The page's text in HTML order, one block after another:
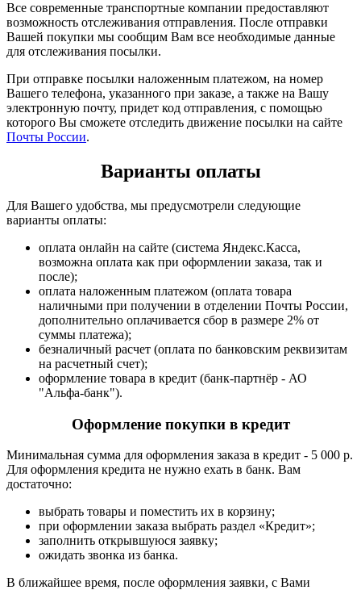
Все современные транспортные компании предоставляют
возможность отслеживания отправления. После отправки
Вашей покупки мы сообщим Вам все необходимые данные
для отслеживания посылки.
При отправке посылки наложенным платежом, на номер
Вашего телефона, указанного при заказе, а также на Вашу
электронную почту, придет код отправления, с помощью
которого Вы сможете отследить движение посылки на сайте
Почты России.
Варианты оплаты
Для Вашего удобства, мы предусмотрели следующие
варианты оплаты:
оплата онлайн на сайте (система Яндекс.Касса,
возможна оплата как при оформлении заказа, так и
после);
оплата наложенным платежом (оплата товара
наличными при получении в отделении Почты России,
дополнительно оплачивается сбор в размере 2% от
суммы платежа);
безналичный расчет (оплата по банковским реквизитам
на расчетный счет);
оформление товара в кредит (банк-партнёр - АО
"Альфа-банк").
Оформление покупки в кредит
Минимальная сумма для оформления заказа в кредит - 5 000 р.
Для оформления кредита не нужно ехать в банк. Вам
достаточно:
выбрать товары и поместить их в корзину;
при оформлении заказа выбрать раздел «Кредит»;
заполнить открывшуюся заявку;
ожидать звонка из банка.
В ближайшее время, после оформления заявки, с Вами